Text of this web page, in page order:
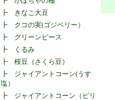
┣
きなこ大豆
┣
クコの実(ゴジベリー）
┣
グリーンピース
┣
くるみ
┣ 桜豆（さくら豆）
┣
ジャイアントコーン(うす
塩）
┣
ジャイアントコーン（ピリ